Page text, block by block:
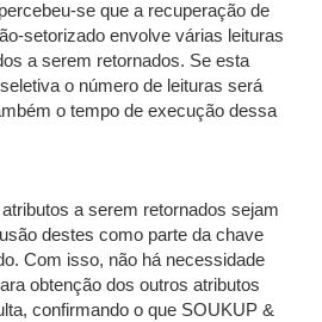
se que a recuperação de
setorizado envolve várias leituras
a serem retornados. Se esta
o número de leituras será
o tempo de execução dessa
a serem retornados sejam
destes como parte da chave
Com isso, não há necessidade
obtenção dos outros atributos
confirmando o que SOUKUP &